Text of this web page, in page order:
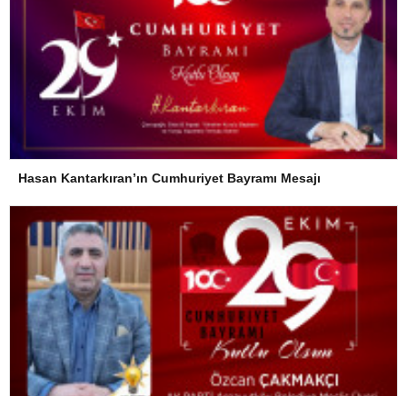
Hasan Kantarkıran’ın Cumhuriyet Bayramı Mesajı